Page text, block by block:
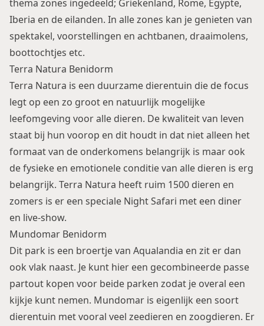
thema zones ingedeeld; Griekenland, Rome, Egypte,
Iberia en de eilanden. In alle zones kan je genieten van
spektakel, voorstellingen en achtbanen, draaimolens,
boottochtjes etc.
Terra Natura Benidorm
Terra Natura is een duurzame dierentuin die de focus
legt op een zo groot en natuurlijk mogelijke
leefomgeving voor alle dieren. De kwaliteit van leven
staat bij hun voorop en dit houdt in dat niet alleen het
formaat van de onderkomens belangrijk is maar ook
de fysieke en emotionele conditie van alle dieren is erg
belangrijk. Terra Natura heeft ruim 1500 dieren en
zomers is er een speciale Night Safari met een diner
en live-show.
Mundomar Benidorm
Dit park is een broertje van Aqualandia en zit er dan
ook vlak naast. Je kunt hier een gecombineerde passe
partout kopen voor beide parken zodat je overal een
kijkje kunt nemen. Mundomar is eigenlijk een soort
dierentuin met vooral veel zeedieren en zoogdieren. Er